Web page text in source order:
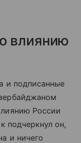
влиянию
и подписанные
России
подчеркнул он,
и ничего